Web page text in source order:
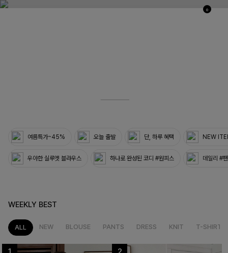
0
여름특가~45% 오늘 출발 단, 하루 혜택 NEW
우아한 실루엣 블라우스 하나로 완성된 코디 #원피스 데일리 #
WEEKLY BEST
ALL NEW BLOUSE PANTS DRESS KNIT T-SHIRT